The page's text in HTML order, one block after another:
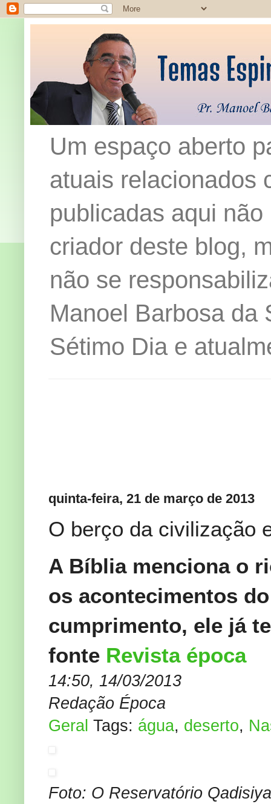
Um espaço aberto
atuais relacionados
publicadas aqui
criador deste blog,
não se
Manoel Barbosa da
Sétimo Dia e
quinta-feira, 21 de março de 2013
O berço da civilização
A Bíblia menciona o
os acontecimentos
cumprimento, ele já
fonte Revista época
14:50, 14/03/2013
Redação Época
Geral Tags: água, deserto,
Foto: O Reservatório